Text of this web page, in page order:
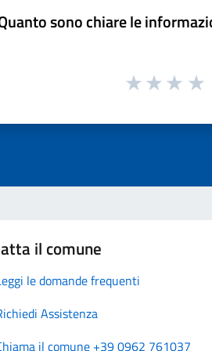
sono chiare le
il comune
le domande frequenti
Assistenza
il comune +39 0962 761037